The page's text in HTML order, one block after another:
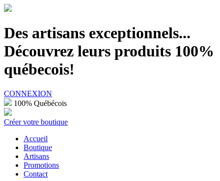
Des artisans exceptionnels...
Découvrez leurs produits 100%
québecois!
CONNEXION
100% Québécois
Créer votre boutique
Accueil
Boutique
Artisans
Promotions
Contact